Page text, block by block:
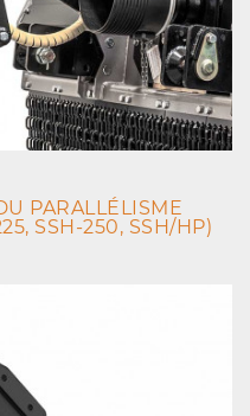
PARALLÉLISME
SSH-250, SSH/HP)